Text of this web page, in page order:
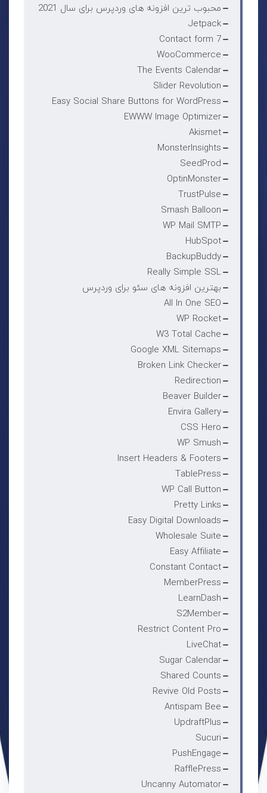
محبوب ترین افزونه های وردپرس برای سال 2021
Jetpack
Contact form 7
WooCommerce
The Events Calendar
Slider Revolution
Easy Social Share Buttons for WordPress
EWWW Image Optimizer
Akismet
MonsterInsights
SeedProd
OptinMonster
TrustPulse
Smash Balloon
WP Mail SMTP
HubSpot
BackupBuddy
Really Simple SSL
بهترین افزونه های سئو برای وردپرس
All In One SEO
WP Rocket
W3 Total Cache
Google XML Sitemaps
Broken Link Checker
Redirection
Beaver Builder
Envira Gallery
CSS Hero
WP Smush
Insert Headers & Footers
TablePress
WP Call Button
Pretty Links
Easy Digital Downloads
Wholesale Suite
Easy Affiliate
Constant Contact
MemberPress
LearnDash
S2Member
Restrict Content Pro
LiveChat
Sugar Calendar
Shared Counts
Revive Old Posts
Antispam Bee
UpdraftPlus
Sucuri
PushEngage
RafflePress
Uncanny Automator